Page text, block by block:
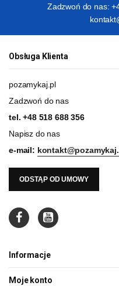
Zadzwoń do nas:
Obsługa Klienta
pozamykaj.pl
Zadzwoń do nas
tel.+48 518 688 356
Napisz do nas
e-mail:
ODSTĄP OD UMOWY
Informacje
Moje konto